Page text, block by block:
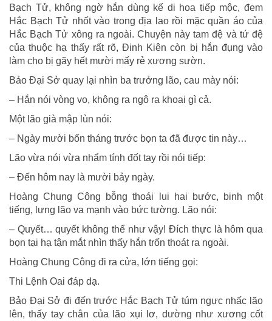
Bạch Tử, không ngờ hắn dùng kế di hoa tiếp mộc, đem
Hắc Bạch Tử nhốt vào trong địa lao rồi mặc quần áo của
Hắc Bạch Tử xông ra ngoài. Chuyện này tam đệ và tứ đệ
của thuộc hạ thấy rất rõ, Đinh Kiên còn bị hắn đụng vào
làm cho bị gãy hết mười mấy rẻ xương sườn.
Bảo Đại Sở quay lại nhìn ba trưởng lão, cau mày nói:
– Hắn nói vòng vo, không ra ngô ra khoai gì cả.
Một lão già mập lùn nói:
– Ngày mười bốn tháng trước bọn ta đã được tin này…
Lão vừa nói vừa nhẩm tính đốt tay rồi nói tiếp:
– Đến hôm nay là mười bảy ngày.
Hoàng Chung Công bỗng thoái lui hai bước, binh một
tiếng, lưng lão va mạnh vào bức tường. Lão nói:
– Quyết… quyết không thể như vậy! Đích thực là hôm qua
bọn tại hạ tận mắt nhìn thấy hắn trốn thoát ra ngoài.
Hoàng Chung Công đi ra cửa, lớn tiếng gọi:
Thi Lệnh Oai đáp dạ.
Bảo Đại Sở đi đến trước Hắc Bạch Tử túm ngực nhấc lão
lên, thấy tay chân của lão xụi lơ, dường như xương cốt